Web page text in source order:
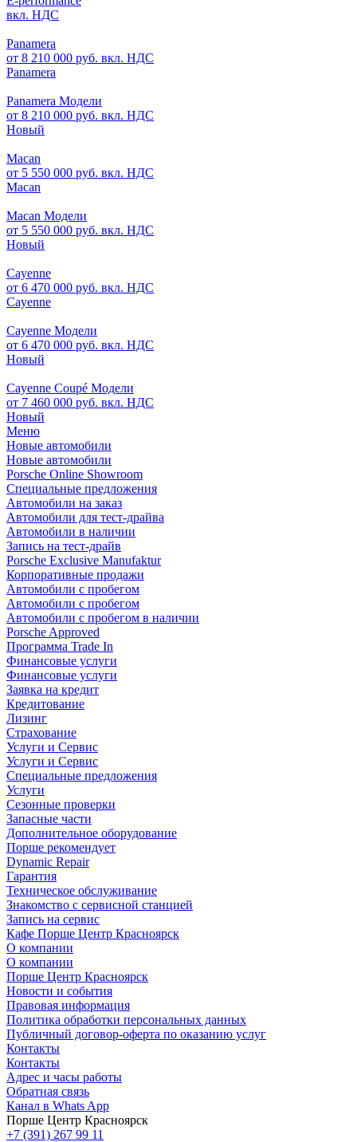
вкл. НДС
Panamera
от 8 210 000 руб. вкл. НДС
Panamera
Panamera Модели
от 8 210 000 руб. вкл. НДС
Новый
Macan
от 5 550 000 руб. вкл. НДС
Macan
Macan Модели
от 5 550 000 руб. вкл. НДС
Новый
Cayenne
от 6 470 000 руб. вкл. НДС
Cayenne
Cayenne Модели
от 6 470 000 руб. вкл. НДС
Новый
Cayenne Coupé Модели
от 7 460 000 руб. вкл. НДС
Новый
Меню
Новые автомобили
Новые автомобили
Porsche Online Showroom
Специальные предложения
Автомобили на заказ
Автомобили для тест-драйва
Автомобили в наличии
Запись на тест-драйв
Porsche Exclusive Manufaktur
Корпоративные продажи
Автомобили с пробегом
Автомобили с пробегом
Автомобили с пробегом в наличии
Porsche Approved
Программа Trade In
Финансовые услуги
Финансовые услуги
Заявка на кредит
Кредитование
Лизинг
Страхование
Услуги и Сервис
Услуги и Сервис
Специальные предложения
Услуги
Сезонные проверки
Запасные части
Дополнительное оборудование
Порше рекомендует
Dynamic Repair
Гарантия
Техническое обслуживание
Знакомство с сервисной станцией
Запись на сервис
Кафе Порше Центр Красноярск
О компании
О компании
Порше Центр Красноярск
Новости и события
Правовая информация
Политика обработки персональных данных
Публичный договор-оферта по оказанию услуг
Контакты
Контакты
Адрес и часы работы
Обратная связь
Канал в Whats App
Порше Центр Красноярск
+7 (391) 267 99 11